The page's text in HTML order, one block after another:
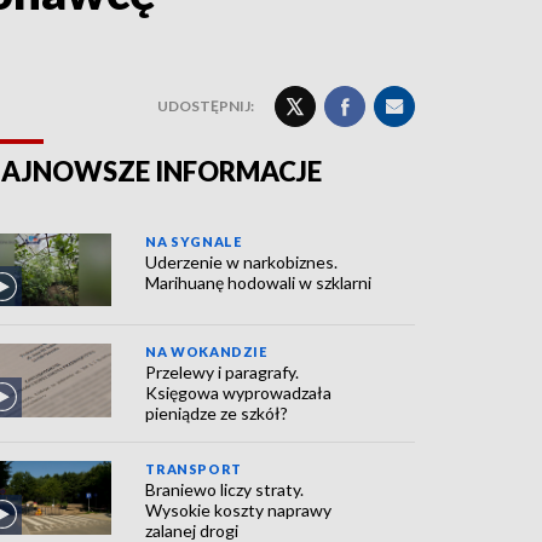
UDOSTĘPNIJ:
INFORMACJE
NA SYGNALE
Uderzenie w narkobiznes.
Marihuanę hodowali w szklarni
NA WOKANDZIE
Przelewy i paragrafy.
Księgowa wyprowadzała
pieniądze ze szkół?
TRANSPORT
Braniewo liczy straty.
Wysokie koszty naprawy
zalanej drogi